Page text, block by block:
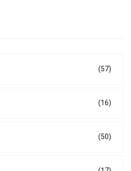
(57)
(16)
(50)